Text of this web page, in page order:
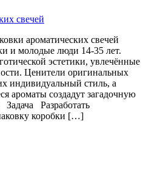
свечей
ароматических свечей
и молодые люди 14-35 лет.
эстетики, увлечённые
Ценители оригинальных
индивидуальный стиль, а
ароматы создадут загадочную
Разработать
коробки […]